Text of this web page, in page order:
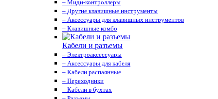
– Миди-контроллеры
– Другие клавишные инструменты
– Аксессуары для клавишных инструментов
– Клавишные комбо
Кабели и разъемы
– Электроаксессуары
– Аксессуары для кабеля
– Кабели распаянные
– Переходники
– Кабели в бухтах